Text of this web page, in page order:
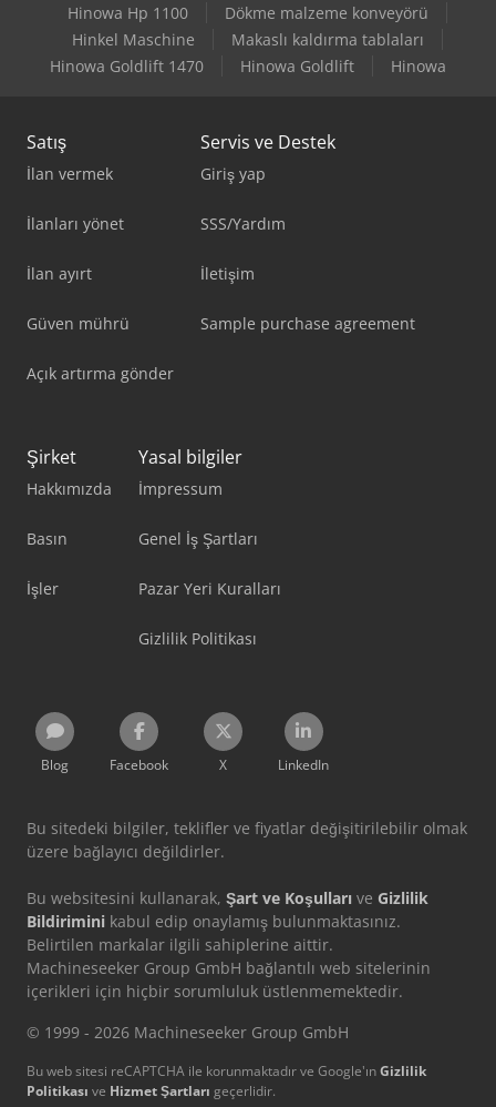
Hinowa Hp 1100
Dökme malzeme konveyörü
Hinkel Maschine
Makaslı kaldırma tablaları
Hinowa Goldlift 1470
Hinowa Goldlift Hinowa
Satış
İlan vermek
İlanları yönet
İlan ayırt
Güven mührü
Açık artırma gönder
Servis ve Destek
Giriş yap
SSS/Yardım
İletişim
Sample purchase agreement
Şirket
Hakkımızda
Basın
İşler
Yasal bilgiler
İmpressum
Genel İş Şartları
Pazar Yeri Kuralları
Gizlilik Politikası
Blog Facebook X LinkedIn
Bu sitedeki bilgiler, teklifler ve fiyatlar değişitirilebilir olmak
üzere bağlayıcı değildirler.
Bu websitesini kullanarak, Şart ve Koşulları ve Gizlilik
Bildirimini kabul edip onaylamış bulunmaktasınız.
Belirtilen markalar ilgili sahiplerine aittir.
Machineseeker Group GmbH bağlantılı web sitelerinin
içerikleri için hiçbir sorumluluk üstlenmemektedir.
© 1999 - 2026 Machineseeker Group GmbH
Bu web sitesi reCAPTCHA ile korunmaktadır ve Google'ınGizlilik
Politikası ve Hizmet Şartları geçerlidir.